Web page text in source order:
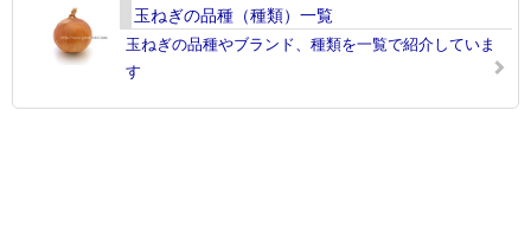
玉ねぎの品種（種類）一覧
玉ねぎの品種やブランド、種類を一覧で紹介していま
す